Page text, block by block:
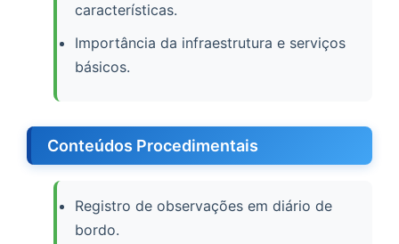
características.
Importância da infraestrutura e serviços
básicos.
Conteúdos Procedimentais
Registro de observações em diário de
bordo.